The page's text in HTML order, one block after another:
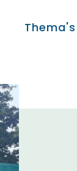
Thema's